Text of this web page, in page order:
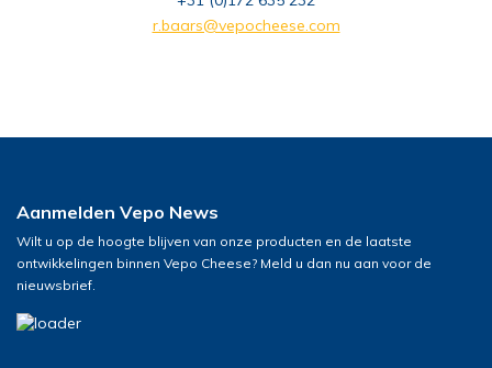
r.baars@vepocheese.com
Aanmelden Vepo News
Wilt u op de hoogte blijven van onze producten en de laatste
ontwikkelingen binnen Vepo Cheese? Meld u dan nu aan voor de
nieuwsbrief.